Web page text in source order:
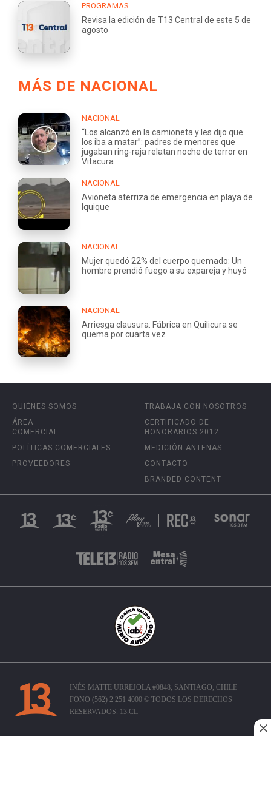
PROGRAMAS
Revisa la edición de T13 Central de este 5 de
agosto
MÁS DE NACIONAL
NACIONAL
“Los alcanzó en la camioneta y les dijo que
los iba a matar”: padres de menores que
jugaban ring-raja relatan noche de terror en
Vitacura
NACIONAL
Avioneta aterriza de emergencia en playa de
Iquique
NACIONAL
Mujer quedó 22% del cuerpo quemado: Un
hombre prendió fuego a su expareja y huyó
NACIONAL
Arriesga clausura: Fábrica en Quilicura se
quema por cuarta vez
QUIÉNES SOMOS
ÁREA
COMERCIAL
POLÍTICAS COMERCIALES
PROVEEDORES
TRABAJA CON NOSOTROS
CERTIFICADO DE
HONORARIOS 2012
MEDICIÓN ANTENAS
CONTACTO
BRANDED CONTENT
INÉS MATTE URREJOLA #0848, SANTIAGO, CHILE
FONO (562) 2 251 4000 © TODOS LOS DERECHOS
RESERVADOS. 13.CL